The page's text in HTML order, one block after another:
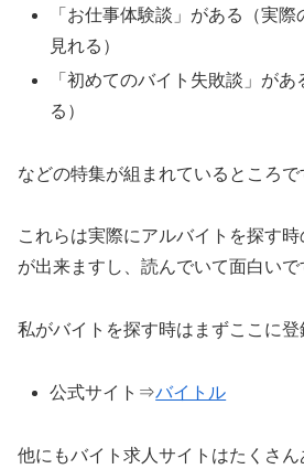
「お仕事体験談」がある（実
見れる）
「初めてのバイト失敗談」が
る）
などの特集が組まれているところで
これらは実際にアルバイトを探す
が出来ますし、読んでいて面白いで
私がバイトを探す時はまずここに登
公式サイト⇒バイトル
他にもバイト求人サイトはたくさ